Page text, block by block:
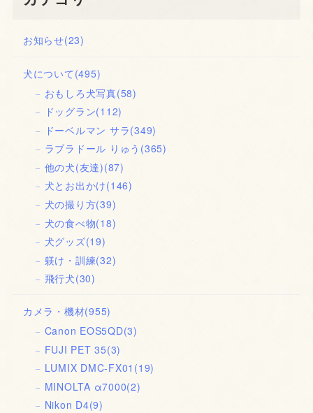
お知らせ(23)
犬について (495)
おもしろ犬写真(58)
ドッグラン(112)
ドーベルマン サラ(349)
ラブラドール りゅう (365)
他の犬(友達)(87)
犬とお出かけ(146)
犬の撮り方(39)
犬の食べ物(18)
犬グッズ(19)
躾け・訓練(32)
飛行犬(30)
カメラ・機材(955)
Canon EOS5QD(3)
FUJI PET 35(3)
LUMIX DMC-FX01 (19)
MINOLTA α7000(2)
Nikon D4(9)